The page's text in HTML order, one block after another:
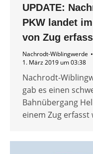
UPDATE:
PKW landet
von Zug
Nachrodt-Wiblingwerde
1. März 2019 um 03:38
Nachrodt-
gab es einen
Bahnübergang
einem Zug erfasst